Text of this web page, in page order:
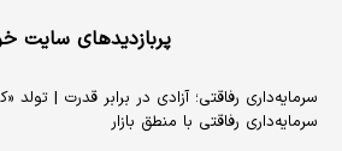
پربازدیدهای سایت
سرمایه‌داری رفاقتی؛ آزادی در برابر قدرت | تولد
سرمایه‌داری رفاقتی با منطق بازار